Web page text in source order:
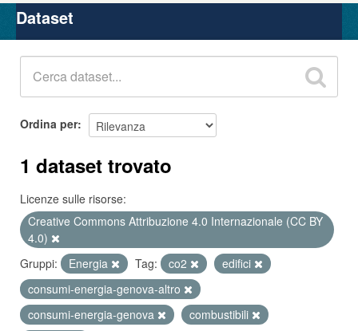
Organizzazioni
Gruppi
Dataset
Ordina per
1 dataset trovato
Licenze sulle risorse:
Creative Commons Attribuzione 4.0 Internazionale (CC BY
4.0)
Gruppi:
Energia Tag: co2
edifici
consumi-energia-genova-altro
consumi-energia-genova
combustibili